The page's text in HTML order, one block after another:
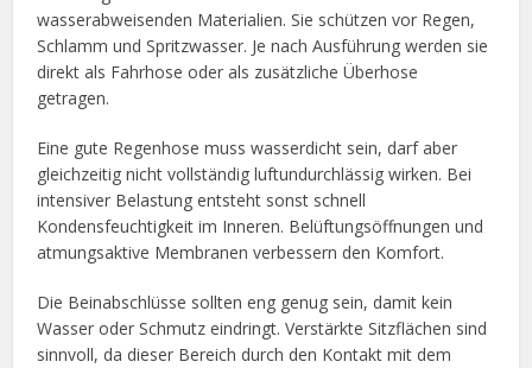
wasserabweisenden Materialien. Sie schützen vor Regen,
Schlamm und Spritzwasser. Je nach Ausführung werden sie
direkt als Fahrhose oder als zusätzliche Überhose
getragen.
Eine gute Regenhose muss wasserdicht sein, darf aber
gleichzeitig nicht vollständig luftundurchlässig wirken. Bei
intensiver Belastung entsteht sonst schnell
Kondensfeuchtigkeit im Inneren. Belüftungsöffnungen und
atmungsaktive Membranen verbessern den Komfort.
Die Beinabschlüsse sollten eng genug sein, damit kein
Wasser oder Schmutz eindringt. Verstärkte Sitzflächen sind
sinnvoll, da dieser Bereich durch den Kontakt mit dem